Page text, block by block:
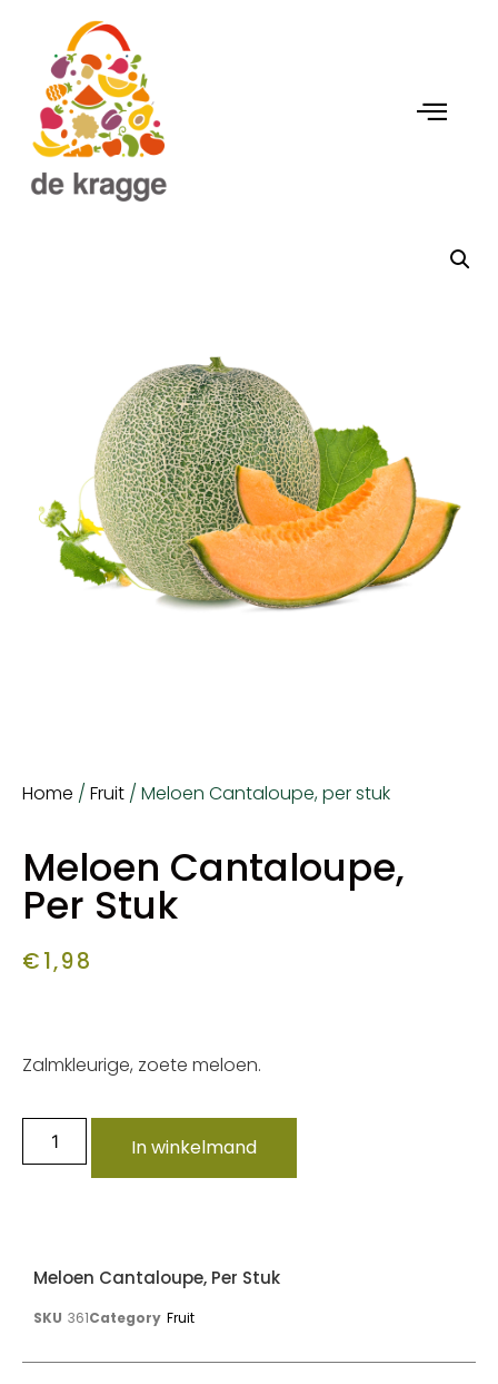
Home / Fruit / Meloen Cantaloupe, per stuk
Meloen Cantaloupe,
Per Stuk
€1,98
Zalmkleurige, zoete meloen.
In winkelmand
Meloen Cantaloupe, Per Stuk
SKU 361Category Fruit